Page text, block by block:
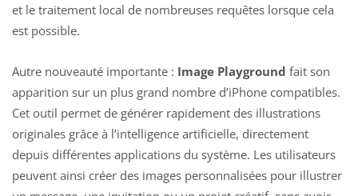
et le traitement local de nombreuses requêtes lorsque cela
est possible.
Autre nouveauté importante : Image Playground fait son
apparition sur un plus grand nombre d’iPhone compatibles.
Cet outil permet de générer rapidement des illustrations
originales grâce à l’intelligence artificielle, directement
depuis différentes applications du système. Les utilisateurs
peuvent ainsi créer des images personnalisées pour illustrer